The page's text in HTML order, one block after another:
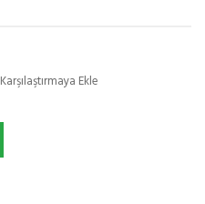
Karşılaştırmaya Ekle